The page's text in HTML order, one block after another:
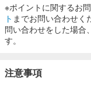
※ポイントに関するお問
ト までお問い合わせく
問い合わせをした場合
す。
注意事項